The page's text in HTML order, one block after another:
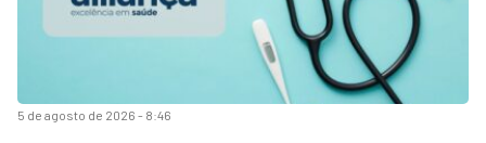
5 de agosto de 2026 - 8:46